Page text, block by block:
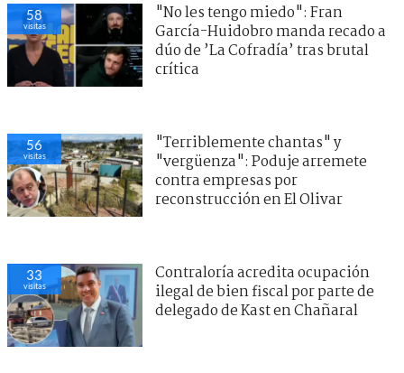
58
visitas
"No les tengo miedo": Fran
García-Huidobro manda recado a
dúo de ’La Cofradía’ tras brutal
crítica
56
visitas
"Terriblemente chantas" y
"vergüenza": Poduje arremete
contra empresas por
reconstrucción en El Olivar
33
visitas
Contraloría acredita ocupación
ilegal de bien fiscal por parte de
delegado de Kast en Chañaral